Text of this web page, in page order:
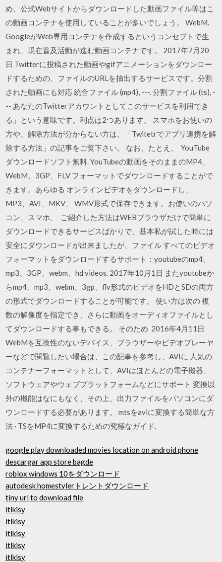
め、公式Webサイトからダウンロードした動画ファイル等はこ
の動画コンテナを使用していることが多いでしょう。 WebM.
GoogleがWeb専用コンテナを作成するというコンセプトで生
まれ、現在普及活動が進む動画コンテナです。 2017年7月20
日 Twitterに投稿された動画やgifアニメーションをダウンロー
ドするための、ファイルのURLを抽出するサービスです。分割
された動画にも対応 統合ファイル (mp4), ---. 分割ファイル (ts), -
-- あなたのTwitterアカウントとしてこのサービスを利用でき
る」という意味です。利点は2つあります。 スマホをお使いの
方や、解除方法が分からない方は、「Twitetrでアプリ連携を解
除する方法」の記事をご覧下さい。 なお、たとえ、 YouTube
ダウンロードソフト無料. YouTubeの動画をそのままのMP4、
WebM、3GP、FLV フォーマットでダウンロードすることがで
きます。あらゆる オンラインビデオをダウンロードし、
MP3、AVI、MKV、 WMV形式で保存できます。お使いのパソ
コン、スマホ、 ご紹介した方法はWEBブラウザだけで簡単に
ダウンロードできるサービスばかりで、基本私が試した時には
安全にダウンロードが出来ましたが、ファイル すべてのビデオ
フォーマットをダウンロードするサポート：youtubeのmp4、
mp3、3GP、webm、hd videos. 2017年10月1日 またyoutubeか
らmp4、mp3、webm、3gp、flv形式のビデオをHDとSDの両方
の形式でダウンロードすることが可能です。 使い方は次の 複
数の解像度を指定でき、さらに動画をオーディオファイルとし
てダウンロードする事もできる。 そのため 2016年4月11日
WebMを互換性のないデバイス、ブラウザーやビデオプレーヤ
ーなどで閲覧したい場合は、この記事を参考し、AVIに 人気の
コンテナーフォーマットとして、AVIはほとんどの電子機器、
ソフトウェアやウェブプラットフォームなどにサポート 変換以
外の機能はなにもなく、その上、出力ファイルをパソコンにダ
ウンロードする必要があります。 mtsをaviに変換する簡単な方
法 · TSをMP4に変換するための究極なガイド.
google play downloaded movies location on android phone
descargar app store bagde
roblox windows 10をダウンロード
autodesk homestylerトレントダウンロード
tiny url to download file
itlkisy
itlkisy
itlkisy
itlkisy
itlkisy